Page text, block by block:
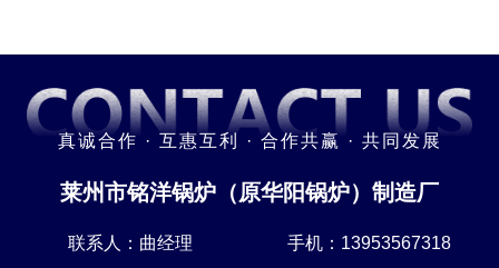
真诚合作 · 互惠互利 · 合作共赢 · 共同发展
莱州市铭洋锅炉（原华阳锅炉）制造厂
联系人：曲经理
手机：13953567318